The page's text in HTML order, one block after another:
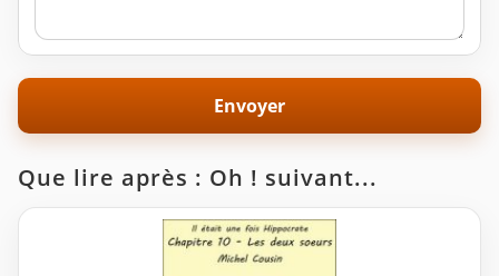
Que lire après : Oh ! suivant...